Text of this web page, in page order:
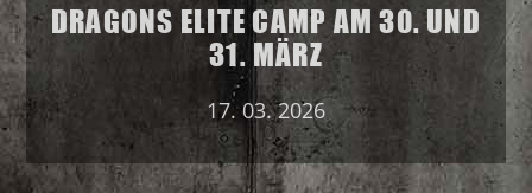
DRAGONS ELITE CAMP AM 30. UND
31. MÄRZ
17. 03. 2026